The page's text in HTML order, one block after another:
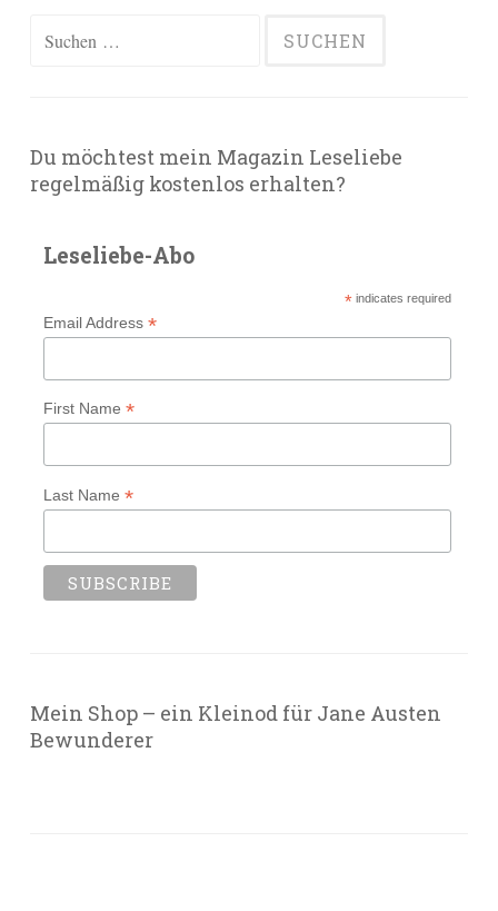
Suchen
Du möchtest mein Magazin Leseliebe
regelmäßig kostenlos erhalten?
Leseliebe-Abo
*indicates required
Email Address *
First Name *
Last Name *
Mein Shop – ein Kleinod für Jane Austen
Bewunderer